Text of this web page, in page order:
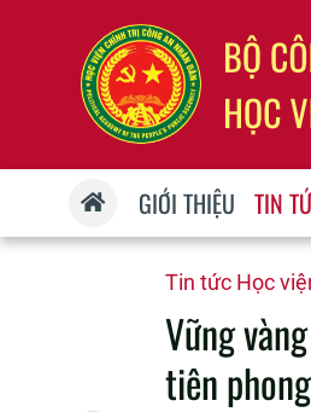
GIỚI THIỆU TIN
Tin tức Học
Vững
tiên phong